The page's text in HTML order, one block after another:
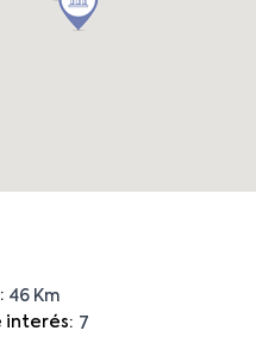
46 Km
interés: 7